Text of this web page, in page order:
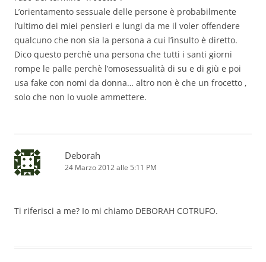
L’orientamento sessuale delle persone è probabilmente
l’ultimo dei miei pensieri e lungi da me il voler offendere
qualcuno che non sia la persona a cui l’insulto è diretto.
Dico questo perchè una persona che tutti i santi giorni
rompe le palle perchè l’omosessualità di su e di giù e poi
usa fake con nomi da donna… altro non è che un frocetto ,
solo che non lo vuole ammettere.
Deborah
24 Marzo 2012 alle 5:11 PM
Ti riferisci a me? Io mi chiamo DEBORAH COTRUFO.